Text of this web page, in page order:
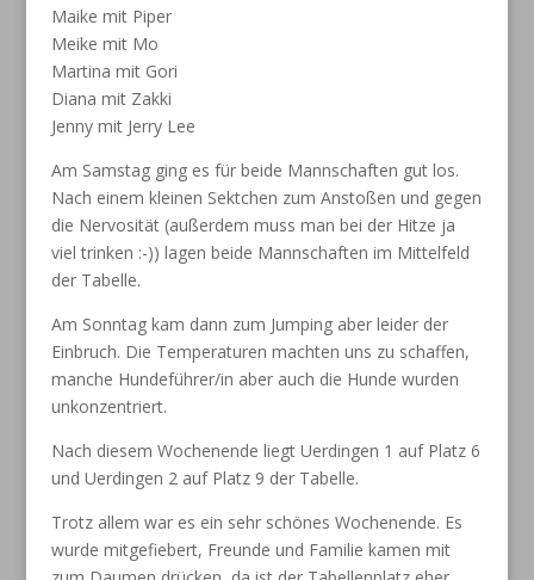
Maike mit Piper
Meike mit Mo
Martina mit Gori
Diana mit Zakki
Jenny mit Jerry Lee
Am Samstag ging es für beide Mannschaften gut los.
Nach einem kleinen Sektchen zum Anstoßen und gegen
die Nervosität (außerdem muss man bei der Hitze ja
viel trinken :-)) lagen beide Mannschaften im Mittelfeld
der Tabelle.
Am Sonntag kam dann zum Jumping aber leider der
Einbruch. Die Temperaturen machten uns zu schaffen,
manche Hundeführer/in aber auch die Hunde wurden
unkonzentriert.
Nach diesem Wochenende liegt Uerdingen 1 auf Platz 6
und Uerdingen 2 auf Platz 9 der Tabelle.
Trotz allem war es ein sehr schönes Wochenende. Es
wurde mitgefiebert, Freunde und Familie kamen mit